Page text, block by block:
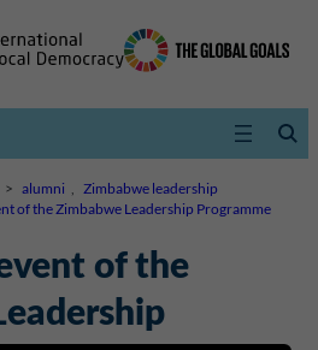
> alumni , Zimbabwe leadership
of the Zimbabwe Leadership Programme
of the